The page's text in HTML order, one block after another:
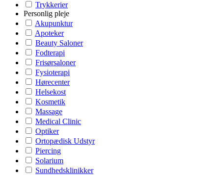
Trykkerier
Personlig pleje
Akupunktur
Apoteker
Beauty Saloner
Fodterapi
Frisørsaloner
Fysioterapi
Hørecenter
Helsekost
Kosmetik
Massage
Medical Clinic
Optiker
Ortopædisk Udstyr
Piercing
Solarium
Sundhedsklinikker